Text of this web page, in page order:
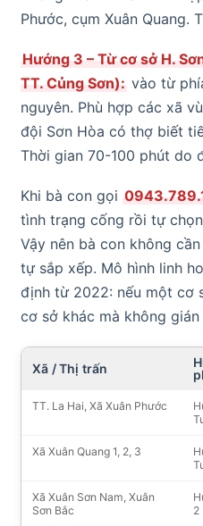
Phước, cụm Xuân Quang.
Hướng 3 – Từ cơ sở H.
TT. Củng Sơn): vào từ
nguyên. Phù hợp các xã
đội Sơn Hòa có thợ biết
Thời gian 70-100 phút do
Khi bà con gọi
tình trạng cống rồi tự
Vậy nên bà con không
tự sắp xếp. Mô hình linh
định từ 2022: nếu một cơ
cơ sở khác mà không
Xã / Thị trấn
TT. La Hai, Xã Xuân Phước
Xã Xuân Quang 1, 2, 3
Xã Xuân Sơn Nam, Xuân
Sơn Bắc
2